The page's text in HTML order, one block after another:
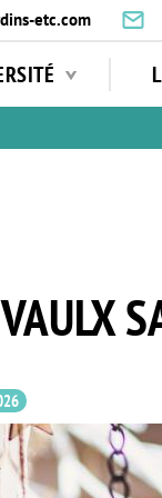
etc.com